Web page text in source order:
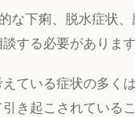
な下痢、脱水症状
する必要があります
ている症状の多く
き起こされている